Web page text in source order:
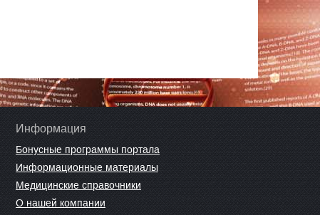
Информация
Бонусные программы портала
Информационные материалы
Медицинские справочники
О нашей компании